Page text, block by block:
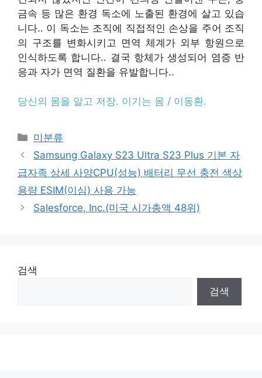
금속 등 많은 환경 독소에 노출된 환경에 살고 있습
니다.. 이 독소는 조직에 직접적인 손상을 주어 조직
의 구조를 변화시키고 면역 체계가 외부 항원으로
인식하도록 합니다.. 결국 항체가 생성되어 염증 반
응과 자가 면역 질환을 유발합니다..
당신의 몸을 알고 저장. 이기는 몸 / 이동환.
Categories
미분류
Samsung Galaxy S23 Ultra S23 Plus 기본 자
급자족 상세 사양CPU(성능) 배터리 무선 충전 색상
용량 ESIM(이심) 사용 가능
Salesforce, Inc.(미국 시가총액 48위)
검색
검색